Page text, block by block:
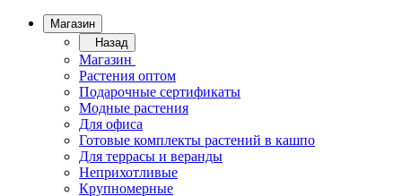
Магазин
Назад
Магазин
Растения оптом
Подарочные сертификаты
Модные растения
Для офиса
Готовые комплекты растений в кашпо
Для террасы и веранды
Неприхотливые
Крупномерные